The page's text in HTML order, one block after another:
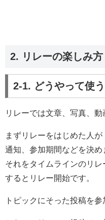
2. リレーの楽しみ方
2-1. どうやって使
リレーでは文章、写真、動
まずリレーをはじめた人
通知、参加期間などを決め
それをタイムラインのリレ
するとリレー開始です。
トピックにそった投稿を